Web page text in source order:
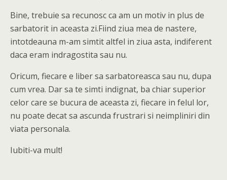
Bine, trebuie sa recunosc ca am un motiv in plus de
sarbatorit in aceasta zi.Fiind ziua mea de nastere,
intotdeauna m-am simtit altfel in ziua asta, indiferent
daca eram indragostita sau nu.
Oricum, fiecare e liber sa sarbatoreasca sau nu, dupa
cum vrea. Dar sa te simti indignat, ba chiar superior
celor care se bucura de aceasta zi, fiecare in felul lor,
nu poate decat sa ascunda frustrari si neimpliniri din
viata personala.
Iubiti-va mult!